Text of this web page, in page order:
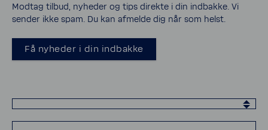
> Vand­filtre til vand­hanen
> Service og support
> Privatlivspolitik
> Cookies
Modtag tilbud, nyheder og tips direkte i din indbakke. Vi
sender ikke spam. Du kan afmelde dig når som helst.
Få nyheder i din indbakke